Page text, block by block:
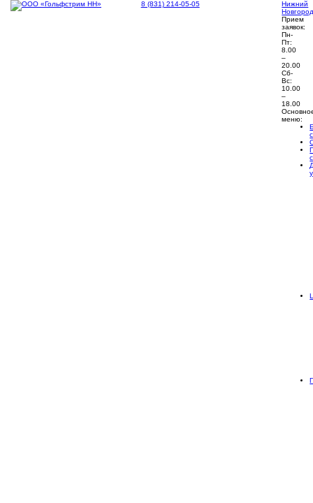
8 (831) 214-05-05
Нижний
Прием
заявок:
Пн-
Пт:
8.00
–
20.00
Сб-
Вс:
10.00
–
18.00
меню: